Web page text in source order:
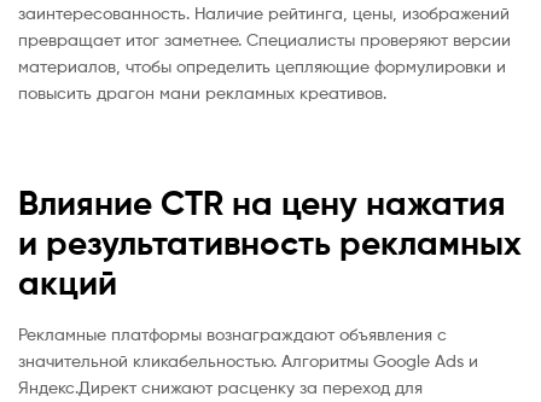
заинтересованность. Наличие рейтинга, цены, изображений
превращает итог заметнее. Специалисты проверяют версии
материалов, чтобы определить цепляющие формулировки и
повысить драгон мани рекламных креативов.
Влияние CTR на цену нажатия
и результативность рекламных
акций
Рекламные платформы вознаграждают объявления с
значительной кликабельностью. Алгоритмы Google Ads и
Яндекс.Директ снижают расценку за переход для